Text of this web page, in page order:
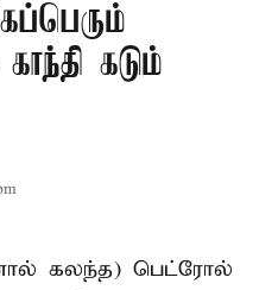
கடும்
கலந்த) பெட்ரோல்